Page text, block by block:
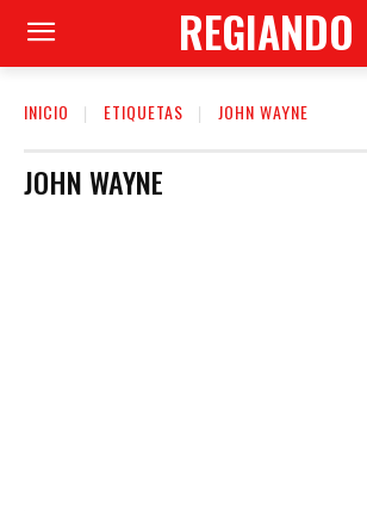
REGIANDO
INICIO ETIQUETAS JOHN WAYNE
JOHN WAYNE